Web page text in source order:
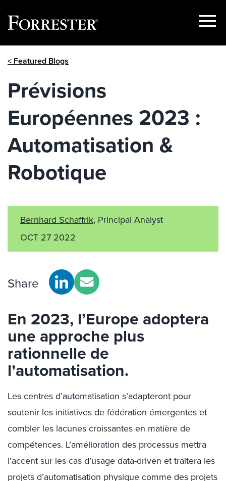
Show
< Featured Blogs
Prévisions
Européennes 2023 :
Automatisation &
Robotique
Bernhard Schaffrik, Principal Analyst
OCT 27 2022
Share
En 2023, l’Europe adoptera
une approche plus
rationnelle de
l’automatisation.
Les centres d’automatisation s’adapteront pour
soutenir les initiatives de fédération émergentes et
combler les lacunes croissantes en matière de
compétences. L’amélioration des processus mettra
l’accent sur les cas d’usage data-driven et traitera les
projets d’automatisation physique comme des projets